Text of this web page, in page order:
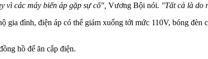
vì các máy biến áp gặp sự cố", Vương Bội nói. "Tất cả là do
đình, điện áp có thể giảm xuống tới mức 110V, bóng đèn
hồ để ăn cắp điện.